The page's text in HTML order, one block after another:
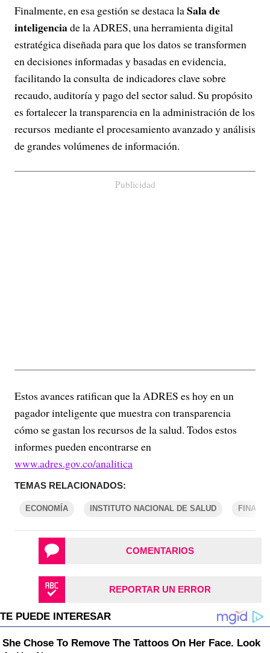
Finalmente, en esa gestión se destaca laSala de
inteligenciade la ADRES, una herramienta digital
estratégica diseñada para que los datos se transformen
en decisiones informadas y basadas en evidencia,
facilitando la consulta de indicadores clave sobre
recaudo, auditoría y pago del sector salud. Su propósito
es fortalecer la transparencia en la administración de los
recursos mediante el procesamiento avanzado y análisis
de grandes volúmenes de información.
Publicidad
Estos avances ratifican que la ADRES es hoy en un
pagador inteligente que muestra con transparencia
cómo se gastan los recursos de la salud. Todos estos
informes pueden encontrarse en
www.adres.gov.co/analitica
TEMAS RELACIONADOS:
ECONOMÍA INSTITUTO NACIONAL DE SALUD
COMENTARIOS
REPORTAR UN ERROR